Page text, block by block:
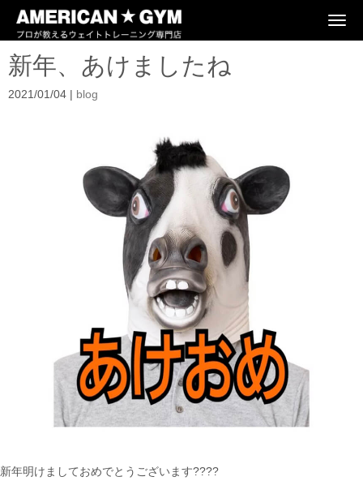
N
新年、あけましたね
2021/01/04 | blog
新年明けましておめでとうございます????